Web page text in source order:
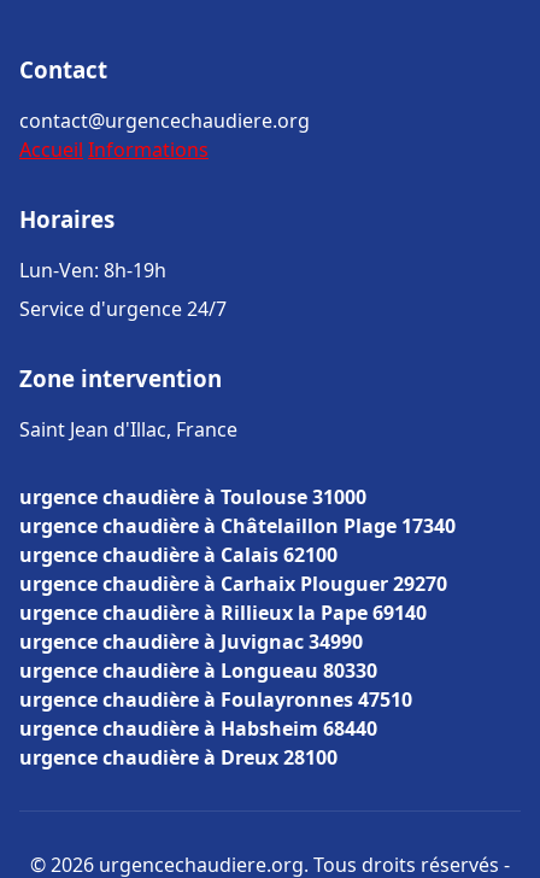
Contact
contact@urgencechaudiere.org
Accueil Informations
Horaires
Lun-Ven: 8h-19h
Service d'urgence 24/7
Zone intervention
Saint Jean d'Illac, France
urgence chaudière à Toulouse 31000
urgence chaudière à Châtelaillon Plage 17340
urgence chaudière à Calais 62100
urgence chaudière à Carhaix Plouguer 29270
urgence chaudière à Rillieux la Pape 69140
urgence chaudière à Juvignac 34990
urgence chaudière à Longueau 80330
urgence chaudière à Foulayronnes 47510
urgence chaudière à Habsheim 68440
urgence chaudière à Dreux 28100
© 2026 urgencechaudiere.org. Tous droits réservés -